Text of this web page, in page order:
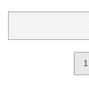
1